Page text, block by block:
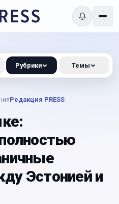
Редакция PRESS
Эстонией и
Рубрики Темы